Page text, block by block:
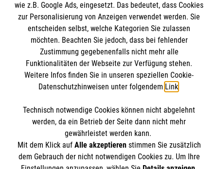
Datenschutz
Barrierefreiheit
Kontakt
Medizinproduktesicherheit
Die Malteser
Malteser in Deutschland
Malteserorden
Sharepoint
Spendenkonto
Pax-Bank für Kirche und Caritas eG
IBAN: DE79 3706 0120 1201 2200 13
BIC: GENODED1PA7
So finden Sie uns
Malteser Hilfsdienst e.V.
Der Malteser Hilfsdienst e.V. ist als eingetragene
wie z.B. Google Ads, eingesetzt. Das bedeutet, dass Cookies
zur Personalisierung von Anzeigen verwendet werden. Sie
entscheiden selbst, welche Kategorien Sie zulassen
möchten. Beachten Sie jedoch, dass bei fehlender
Zustimmung gegebenenfalls nicht mehr alle
Funktionalitäten der Webseite zur Verfügung stehen.
Weitere Infos finden Sie in unseren speziellen Cookie-
Datenschutzhinweisen unter folgendem Link.
Technisch notwendige Cookies können nicht abgelehnt
werden, da ein Betrieb der Seite dann nicht mehr
gewährleistet werden kann.
Mit dem Klick auf Alle akzeptierenstimmen Sie zusätzlich
dem Gebrauch der nicht notwendigen Cookies zu. Um Ihre